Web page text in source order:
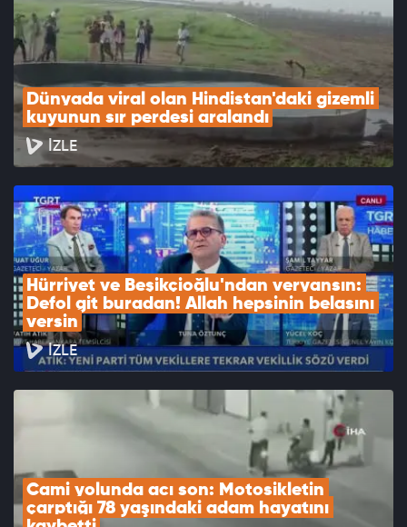
Dünyada viral olan Hindistan'daki gizemli
kuyunun sır perdesi aralandı
İZLE
Hürriyet ve Beşikçioğlu'ndan veryansın:
Defol git buradan! Allah hepsinin belasını
versin
İZLE
Cami yolunda acı son: Motosikletin
çarptığı 78 yaşındaki adam hayatını